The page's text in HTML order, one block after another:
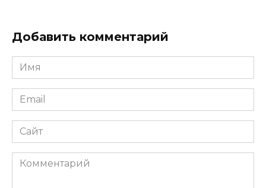
Добавить комментарий
Имя
*
Email
*
Сайт
Комментарий